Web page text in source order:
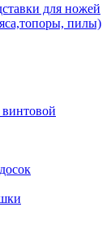
для ножей
пилы)